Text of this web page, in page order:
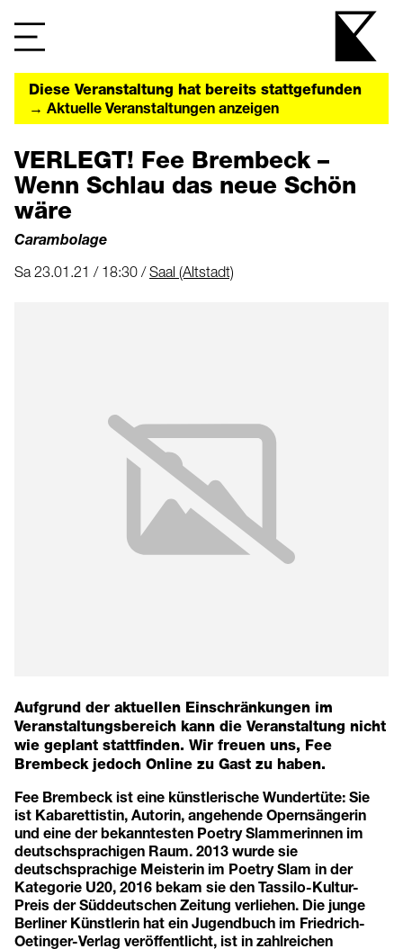
Diese Veranstaltung hat bereits stattgefunden
→ Aktuelle Veranstaltungen anzeigen
VERLEGT! Fee Brembeck –
Wenn Schlau das neue Schön
wäre
Carambolage
Sa 23.01.21 / 18:30 /Saal (Altstadt)
Aufgrund der aktuellen Einschränkungen im
Veranstaltungsbereich kann die Veranstaltung nicht
wie geplant stattfinden. Wir freuen uns, Fee
Brembeck jedoch Online zu Gast zu haben.
Fee Brembeck ist eine künstlerische Wundertüte: Sie
ist Kabarettistin, Autorin, angehende Opernsängerin
und eine der bekanntesten Poetry Slammerinnen im
deutschsprachigen Raum. 2013 wurde sie
deutschsprachige Meisterin im Poetry Slam in der
Kategorie U20, 2016 bekam sie den Tassilo-Kultur-
Preis der Süddeutschen Zeitung verliehen. Die junge
Berliner Künstlerin hat ein Jugendbuch im Friedrich-
Oetinger-Verlag veröffentlicht, ist in zahlreichen